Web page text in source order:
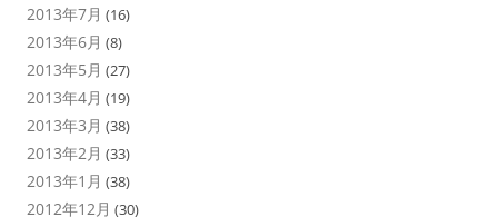
2013年7月 (16)
2013年6月 (8)
2013年5月 (27)
2013年4月 (19)
2013年3月 (38)
2013年2月 (33)
2013年1月 (38)
2012年12月 (30)